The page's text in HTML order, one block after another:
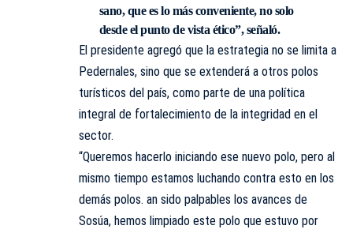
sano, que es lo más conveniente, no solo
desde el punto de vista ético”, señaló.
El presidente agregó que la estrategia no se limita a
Pedernales, sino que se extenderá a otros polos
turísticos del país, como parte de una política
integral de fortalecimiento de la integridad en el
sector.
“Queremos hacerlo iniciando ese nuevo polo, pero al
mismo tiempo estamos luchando contra esto en los
demás polos. an sido palpables los avances de
Sosúa, hemos limpiado este polo que estuvo por